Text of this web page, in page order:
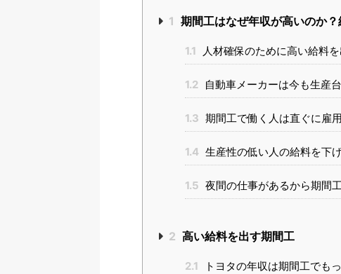
1 期間工はなぜ年収が高いのか
1.1 人材確保のために高い給料
1.2 自動車メーカーは今も生産
1.3 期間工で働く人は直ぐに雇
1.4 生産性の低い人の給料を下
1.5 夜間の仕事があるから期間
2 高い給料を出す期間工
2.1 トヨタの年収は期間工でも